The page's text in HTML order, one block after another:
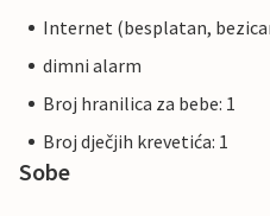
Internet (besplatan,
dimni alarm
Broj hranilica za bebe: 1
Broj dječjih krevetića: 1
Sobe